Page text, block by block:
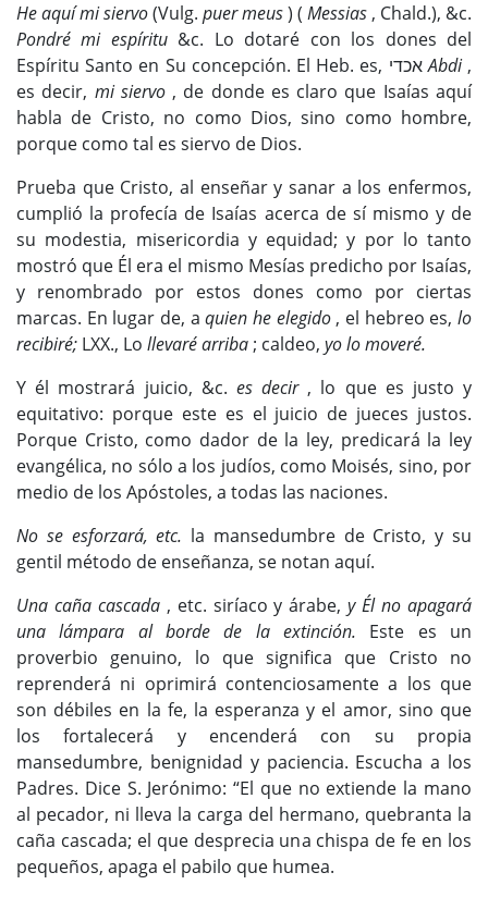
He aquí mi siervo(Vulg. puer meus) ( Messias , Chald.), &c.
Pondré mi espíritu&c. Lo dotaré con los dones del
Espíritu Santo en Su concepción. El Heb. es, אכדיAbdi,
es decir, mi siervo, de donde es claro que Isaías aquí
habla de Cristo, no como Dios, sino como hombre,
porque como tal es siervo de Dios.
Prueba que Cristo, al enseñar y sanar a los enfermos,
cumplió la profecía de Isaías acerca de sí mismo y de
su modestia, misericordia y equidad; y por lo tanto
mostró que Él era el mismo Mesías predicho por Isaías,
y renombrado por estos dones como por ciertas
marcas. En lugar de, aquien he elegido, el hebreo es,lo
recibiré; LXX., Lo llevaré arriba ; caldeo, yo lo moveré.
Y él mostrará juicio, &c. es decir, lo que es justo y
equitativo: porque este es el juicio de jueces justos.
Porque Cristo, como dador de la ley, predicará la ley
evangélica, no sólo a los judíos, como Moisés, sino, por
medio de los Apóstoles, a todas las naciones.
No se esforzará, etc. la mansedumbre de Cristo, y su
gentil método de enseñanza, se notan aquí.
Una caña cascada, etc. siríaco y árabe,y Él no apagará
una lámpara al borde de la extinción. Este es un
proverbio genuino, lo que significa que Cristo no
reprenderá ni oprimirá contenciosamente a los que
son débiles en la fe, la esperanza y el amor, sino que
los fortalecerá y encenderá con su propia
mansedumbre, benignidad y paciencia. Escucha a los
Padres. Dice S. Jerónimo: “El que no extiende la mano
al pecador, ni lleva la carga del hermano, quebranta la
caña cascada; el que desprecia una chispa de fe en los
pequeños, apaga el pabilo que humea.